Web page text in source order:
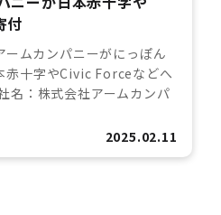
付
ムカンパニーがにっぽん
赤十字やCivic Forceなどへ
名：株式会社アームカンパ
2025.02.11